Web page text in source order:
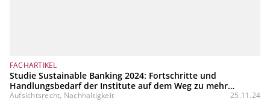
FACHARTIKEL
Studie Sustainable Banking 2024: Fortschritte und
Handlungsbedarf der Institute auf dem Weg zu mehr
Nachhaltigkeit
Aufsichtsrecht, Nachhaltigkeit 25.11.24